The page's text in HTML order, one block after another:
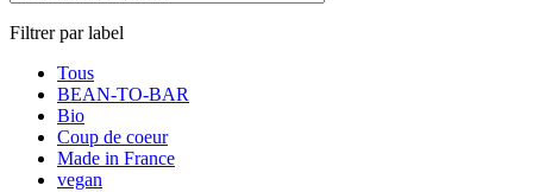
Filtrer par label
Tous
BEAN-TO-BAR
Bio
Coup de coeur
Made in France
vegan